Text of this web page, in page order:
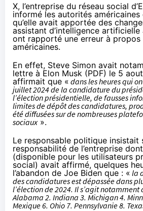
X, l’entreprise du réseau social
informé les autorités américaines
qu’elle avait apportée des
assistant d’intelligence artificielle
ont rapporté une erreur à propos
américaines.
En effet, Steve Simon avait
lettre à Elon Musk (PDF) le 5
affirmait que « dans les heures qui
juillet 2024 de la candidature du
l’élection présidentielle, de fausses
limites de dépôt des candidatures,
été diffusées sur de nombreuses
sociaux».
Le responsable politique insistait
responsabilité de l’entreprise
(disponible pour les utilisateurs
social) avait affirmé, quelques
l’abandon de Joe Biden que : « la
des candidatures est dépassée dans
l’élection de 2024. Il s’agit notamment
Alabama 2. Indiana 3. Michigan 4.
Mexique 6. Ohio 7. Pennsylvanie 8.